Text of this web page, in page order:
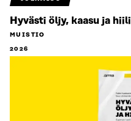
Hyvästi öljy, kaasu ja hiili
MUISTIO
2026